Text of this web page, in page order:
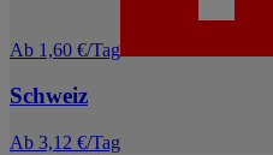
Ab 1,60 €/Tag
Schweiz
Ab 3,12 €/Tag